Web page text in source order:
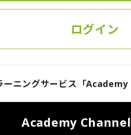
術
エコシステム形成の動きが加速しつつ
基本計画」で、量子技術を社会経済
から社会実装までを一貫して推進す
り組みが産学官で動き出している。本
企業の参考になれば幸いである。
える少子化対策の成果と課題
る少子化対策」が本格的に稼働する
の親が柔軟に働けるよう企業に求め
止めをかけるには経済・仕事面での育
いく必要がある。
ログイン
ーニングサービス「
Academy Channel